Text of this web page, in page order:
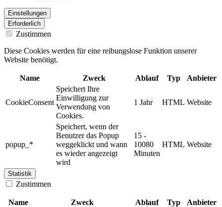
Einstellungen
Erforderlich
Zustimmen
Diese Cookies werden für eine reibungslose Funktion unserer
Website benötigt.
Name Zweck Ablauf Typ Anbieter
CookieConsent
Speichert Ihre
Einwilligung zur
Verwendung von
Cookies.
1 Jahr HTML Website
popup_*
Speichert, wenn der
Benutzer das Popup
weggeklickt und wann
es wieder angezeigt
wird
15 -
10080
Minuten
HTML Website
Statistik
Zustimmen
Name Zweck Ablauf Typ
Anbieter